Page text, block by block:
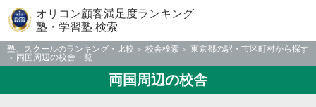
オリコン顧客満足度ランキング
塾・学習塾 検索
塾、スクールのランキング・比較 校舎検索
東京都の駅・市区町村から探す
両国周辺の校舎一覧
両国周辺の校舎